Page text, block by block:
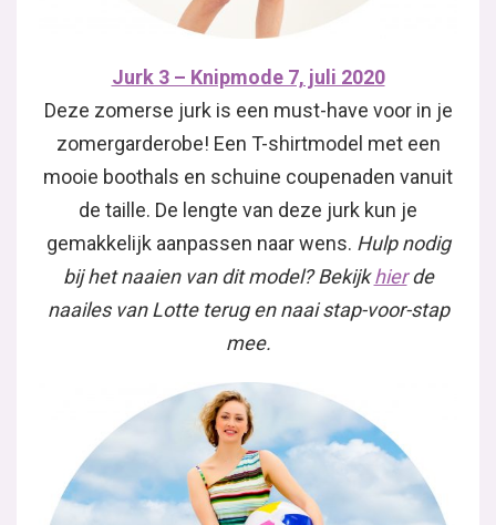
Jurk 3 – Knipmode 7, juli 2020
Deze zomerse jurk is een must-have voor in je
zomergarderobe! Een T-shirtmodel met een
mooie boothals en schuine coupenaden vanuit
de taille. De lengte van deze jurk kun je
gemakkelijk aanpassen naar wens. Hulp nodig
bij het naaien van dit model? Bekijkhierde
naailes van Lotte terug en naai stap-voor-stap
mee.